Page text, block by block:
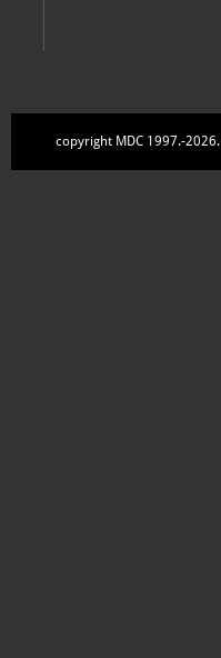
copyright MDC 1997.-2026.